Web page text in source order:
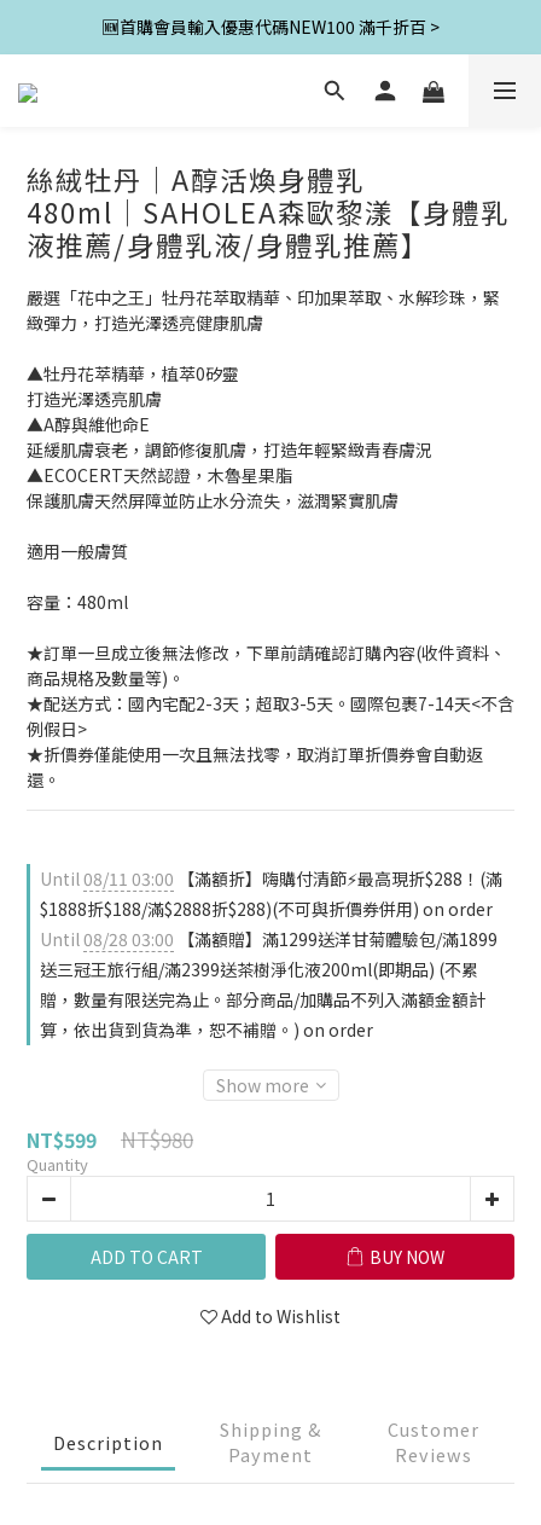
🆕首購會員輸入優惠代碼NEW100 滿千折百 >
絲絨牡丹│A醇活煥身體乳
480ml│SAHOLEA森歐黎漾【身體乳
液推薦/身體乳液/身體乳推薦】
嚴選「花中之王」牡丹花萃取精華、印加果萃取、水解珍珠，緊
緻彈力，打造光澤透亮健康肌膚
▲牡丹花萃精華，植萃0矽靈
打造光澤透亮肌膚
▲A醇與維他命E
延緩肌膚衰老，調節修復肌膚，打造年輕緊緻青春膚況
▲ECOCERT天然認證，木魯星果脂
保護肌膚天然屏障並防止水分流失，滋潤緊實肌膚
適用一般膚質
容量：480ml
★訂單一旦成立後無法修改，下單前請確認訂購內容(收件資料、
商品規格及數量等)。
★配送方式：國內宅配2-3天；超取3-5天。國際包裹7-14天<不含
例假日>
★折價券僅能使用一次且無法找零，取消訂單折價券會自動返
還。
Until08/11 03:00 【滿額折】嗨購付清節⚡最高現折$288！(滿
$1888折$188/滿$2888折$288)(不可與折價券併用) on order
Until08/28 03:00 【滿額贈】滿1299送洋甘菊體驗包/滿1899
送三冠王旅行組/滿2399送茶樹淨化液200ml(即期品) (不累
贈，數量有限送完為止。部分商品/加購品不列入滿額金額計
算，依出貨到貨為準，恕不補贈。) on order
Show more
NT$599 NT$980
Quantity
ADD TO CART BUY NOW
Add to Wishlist
Description
Shipping &
Payment
Customer
Reviews